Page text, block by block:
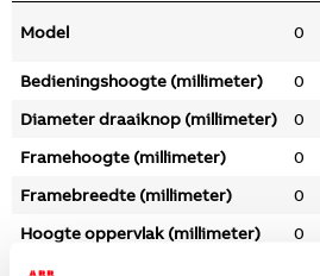
Model 0
Bedieningshoogte (millimeter)
0
Diameter draaiknop (millimeter)
0
Framehoogte (millimeter)
0
Framebreedte (millimeter)
0
Hoogte oppervlak (millimeter)
0